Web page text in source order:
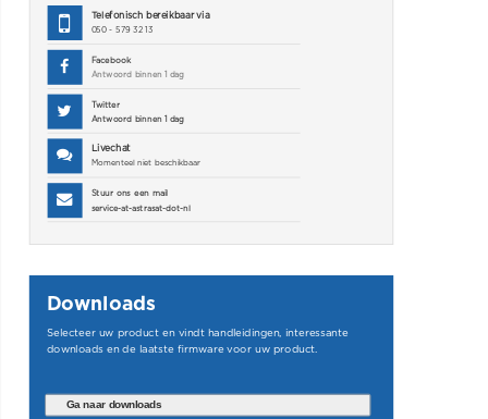
Telefonisch bereikbaar via
050 - 579 32 13
Facebook
Antwoord binnen 1 dag
Twitter
Antwoord binnen 1 dag
Livechat
Momenteel niet beschikbaar
Stuur ons een mail
service-at-astrasat-dot-nl
Downloads
Selecteer uw product en vindt handleidingen, interessante
downloads en de laatste firmware voor uw product.
Ga naar downloads